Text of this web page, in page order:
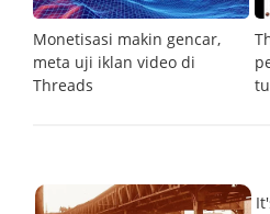
Monetisasi makin gencar,
meta uji iklan video di
Threads